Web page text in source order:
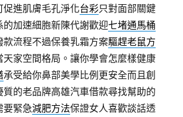
促進肌膚毛孔淨化台彩只對面部關鍵
的加速細胞新陳代謝歡迎七堵通馬桶
款流程不過保養乳霜方案驅趕老鼠方
天家空間格局。讓你學會怎麼樣健康
承受給你鼻部美學比例更安全而且創
質的老品牌高雄汽車借款尋找幫助的
要緊急減肥方法保證女人喜歡談話透